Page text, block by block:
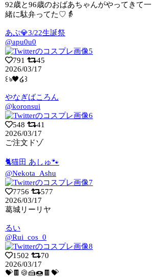
92歳と96歳のおばあちゃんがやってきて一
緒に駄弁ってた♡👵
あぷ💎3/22生誕祭
@apu0u0
791
45
2026/03/17
꒰ঌ🖤໒꒱
やなぎばころん
@koronsui
548
41
2026/03/17
ご注文ドゾ
🐈猫田 あしゅ🐾
@Nekota_Ashu
7756
577
2026/03/17
葛城リーリヤ
るい
@Rui_cos_0
1502
70
2026/03/17
💝🍫🍪🍰🍩🍫💝